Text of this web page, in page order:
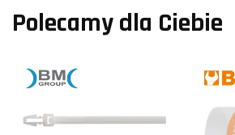
Polecamy dla Ciebie